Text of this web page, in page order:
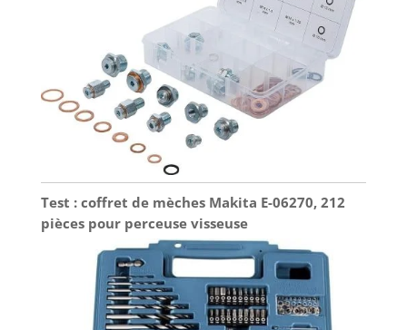
Test : coffret de mèches Makita E-06270, 212
pièces pour perceuse visseuse